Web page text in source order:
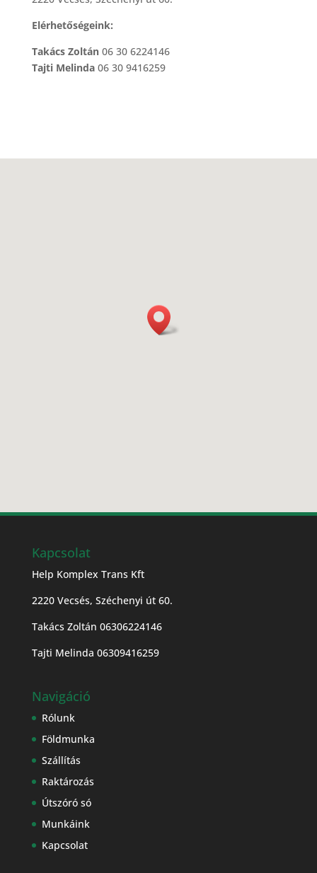
Elérhetőségeink:
Takács Zoltán06 30 6224146
Tajti Melinda06 30 9416259
Kapcsolat
Help Komplex Trans Kft
2220 Vecsés, Széchenyi út 60.
Takács Zoltán 06306224146
Tajti Melinda 06309416259
Navigáció
Rólunk
Földmunka
Szállítás
Raktározás
Útszóró só
Munkáink
Kapcsolat